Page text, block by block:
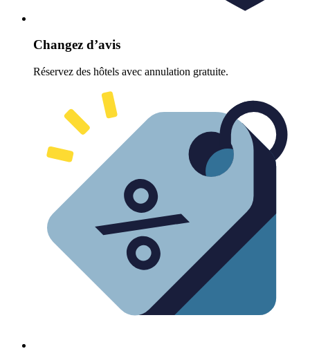
Changez d’avis
Réservez des hôtels avec annulation gratuite.